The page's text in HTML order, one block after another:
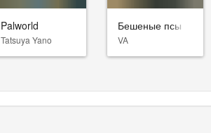
Palworld
Tatsuya Yano
Бешеные псы
VA